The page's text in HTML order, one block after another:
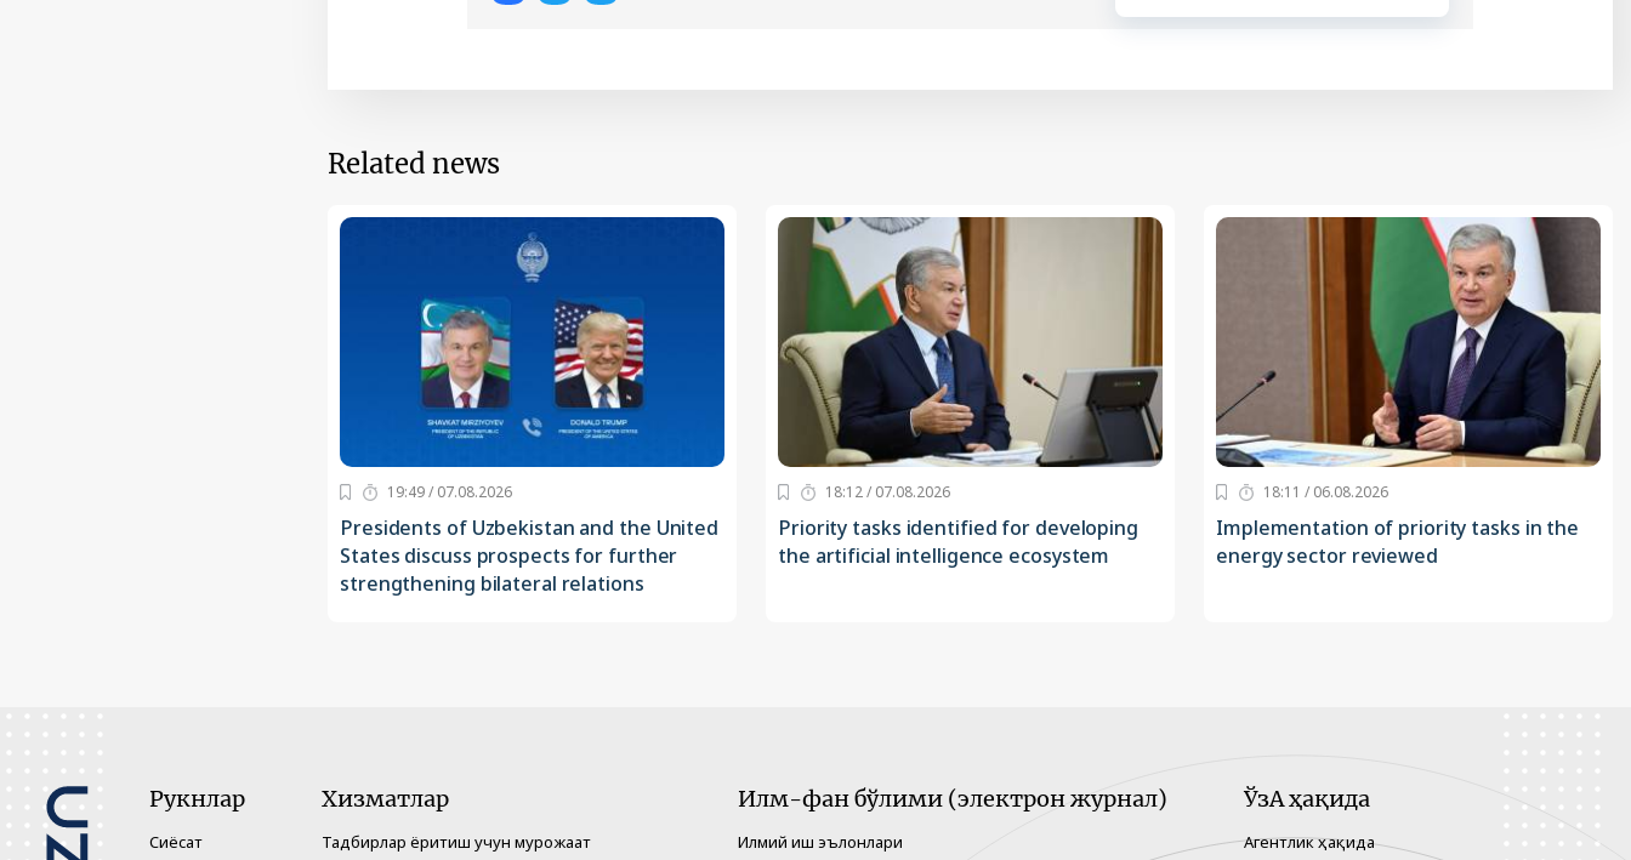
Related news
19:49 / 07.08.2026
Presidents of Uzbekistan and the United
States discuss prospects for further
strengthening bilateral relations
18:12 / 07.08.2026
Priority tasks identified for developing
the artificial intelligence ecosystem
18:11 / 06.08.2026
Implementation of priority tasks in the
energy sector reviewed
Рукнлар
Сиёсат
Хизматлар
Тадбирлар ёритиш учун мурожаат
Илм-фан бўлими (электрон журнал)
Илмий иш эълонлари
ЎзА ҳақида
Агентлик ҳақида